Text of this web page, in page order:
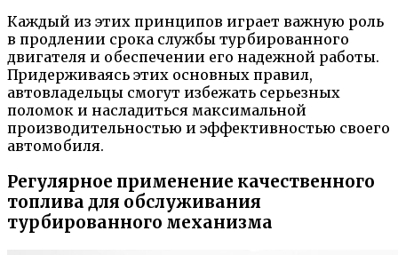
Каждый из этих принципов играет важную роль
в продлении срока службы турбированного
двигателя и обеспечении его надежной работы.
Придерживаясь этих основных правил,
автовладельцы смогут избежать серьезных
поломок и насладиться максимальной
производительностью и эффективностью своего
автомобиля.
Регулярное применение качественного
топлива для обслуживания
турбированного механизма